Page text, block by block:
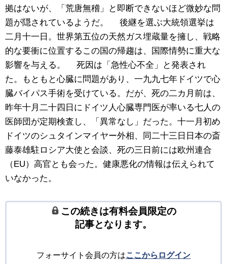
拠はないが、「荒唐無稽」と即断できないほど微妙な問
題が隠されているようだ。 後継を選ぶ大統領選挙は
二月十一日。世界第五位の天然ガス埋蔵量を擁し、戦略
的な要衝に位置するこの国の帰趨は、国際情勢に重大な
影響を与える。 死因は「急性心不全」と発表され
た。もともと心臓に問題があり、一九九七年ドイツで心
臓バイパス手術を受けている。だが、死の二カ月前は、
昨年十月二十四日にドイツ人心臓専門医が率いる七人の
医師団が定期検査し、「異常なし」だった。十一月初め
ドイツのシュタインマイヤー外相、同二十三日日本の斎
藤泰雄駐ロシア大使と会談、死の三日前には欧州連合
（EU）高官とも会った。健康悪化の情報は伝えられて
いなかった。
この続きは有料会員限定の
記事となります。
フォーサイト会員の方はここからログイン